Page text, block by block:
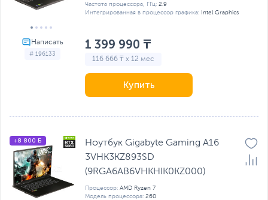
# 196133
Частота процессора, ГГц: 2.9
Интегрированная в процессор графика: Intel Graphics
1 399 990 ₸
116 666 ₸ x 12 мес
Купить
+8 800 Б
Ноутбук Gigabyte Gaming A16
3VHK3KZ893SD
(9RGA6AB6VHKHIK0KZ000)
Процессор: AMD Ryzen 7
Модель процессора: 260